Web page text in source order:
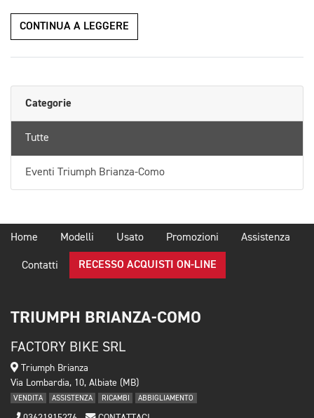
CONTINUA A LEGGERE
Categorie
Tutte
Eventi Triumph Brianza-Como
Home Modelli Usato Promozioni Assistenza
Contatti RECESSO ACQUISTI ON-LINE
TRIUMPH BRIANZA-COMO
FACTORY BIKE SRL
Triumph Brianza
Via Lombardia, 10, Albiate (MB)
VENDITA ASSISTENZA RICAMBI ABBIGLIAMENTO